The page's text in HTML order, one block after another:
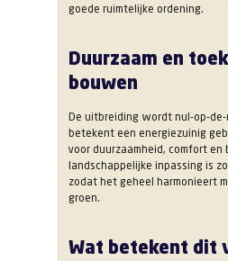
goede ruimtelijke ordening.
Duurzaam en
bouwen
De uitbreiding wordt nul-op-
betekent een energiezuinig
voor duurzaamheid, comfort en
landschappelijke inpassing is
zodat het geheel harmonieert
groen.
Wat betekent dit